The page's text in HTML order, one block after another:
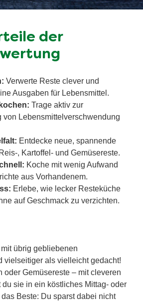
der
Verwerte Reste clever und
Ausgaben für Lebensmittel.
Trage aktiv zur
von Lebensmittelverschwendung
Entdecke neue, spannende
, Kartoffel- und Gemüsereste.
Koche mit wenig Aufwand
aus Vorhandenem.
Erlebe, wie lecker Resteküche
auf Geschmack zu verzichten.
übrig gebliebenen
vielseitiger als vielleicht gedacht!
oder Gemüsereste – mit cleveren
du sie in ein köstliches Mittag- oder
Beste: Du sparst dabei nicht